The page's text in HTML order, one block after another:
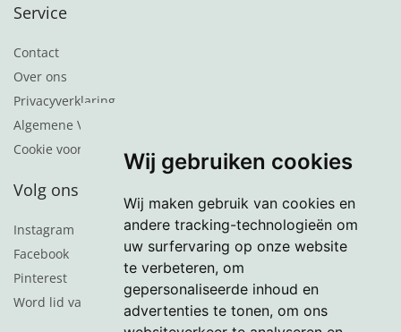
Wij gebruiken cookies
Wij maken gebruik van cookies en
andere tracking-technologieën om
uw surfervaring op onze website
te verbeteren, om
gepersonaliseerde inhoud en
advertenties te tonen, om ons
Service
Contact
Over ons
Privacyverklaring
Algemene Voorwaarden
Cookie voorkeuren
Volg ons
Instagram
Facebook
Pinterest
Word lid van de nieuwsbrief